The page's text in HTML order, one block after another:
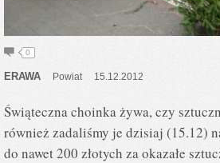
0
ERAWA Powiat 15.12.2012
Świąteczna choinka żywa, czy
również zadaliśmy je dzisiaj (15.12)
do nawet 200 złotych za okazałe